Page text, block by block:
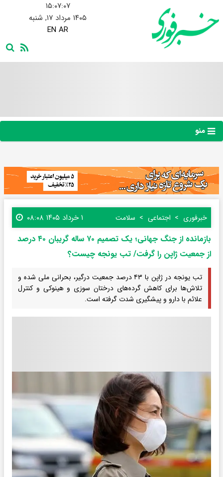
۱۵:۰۷:۰۸
۱۴۰۵ مرداد ۱۷, شنبه
EN AR
منو
خبرفوری اجتماعی سلامت ۱ خرداد ۱۴۰۵ ۰۸:۰۸
بازمانده از جنگ جهانی؛ یک تصمیم ۷۰ ساله گریبان ۴۰ درصد
از جمعیت ژاپن را گرفت/ تب یونجه چیست؟
تب یونجه در ژاپن با ۴۳ درصد جمعیت درگیر، بحرانی ملی شده و
تلاش‌ها برای کاهش گرده‌های درختان سوزی و هینوکی و کنترل
علائم با دارو و پیشگیری شدت گرفته است.